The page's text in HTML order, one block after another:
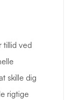
ved
skille dig
rigtige